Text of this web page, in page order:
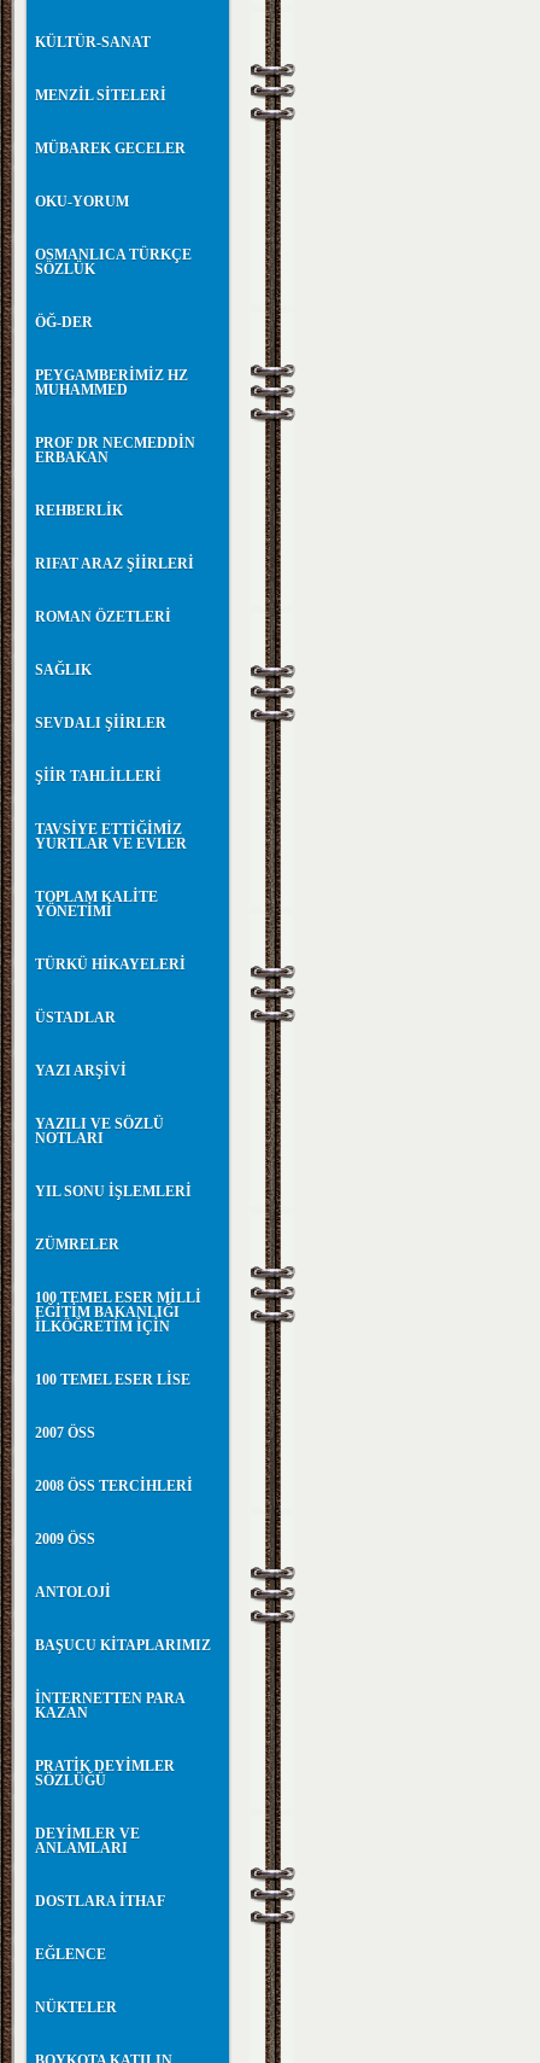
KÜLTÜR-SANAT
MENZİL SİTELERİ
MÜBAREK GECELER
OKU-YORUM
OSMANLICA TÜRKÇE
SÖZLÜK
ÖĞ-DER
PEYGAMBERİMİZ HZ
MUHAMMED
PROF DR NECMEDDİN
ERBAKAN
REHBERLİK
RIFAT ARAZ ŞİİRLERİ
ROMAN ÖZETLERİ
SAĞLIK
SEVDALI ŞİİRLER
ŞİİR TAHLİLLERİ
TAVSİYE ETTİĞİMİZ
YURTLAR VE EVLER
TOPLAM KALİTE
YÖNETİMİ
TÜRKÜ HİKAYELERİ
ÜSTADLAR
YAZI ARŞİVİ
YAZILI VE SÖZLÜ
NOTLARI
YIL SONU İŞLEMLERİ
ZÜMRELER
100 TEMEL ESER MİLLİ
EĞİTİM BAKANLIĞI
İLKÖĞRETİM İÇİN
100 TEMEL ESER LİSE
2007 ÖSS
2008 ÖSS TERCİHLERİ
2009 ÖSS
ANTOLOJİ
BAŞUCU KİTAPLARIMIZ
İNTERNETTEN PARA
KAZAN
PRATİK DEYİMLER
SÖZLÜĞÜ
DEYİMLER VE
ANLAMLARI
DOSTLARA İTHAF
EĞLENCE
NÜKTELER